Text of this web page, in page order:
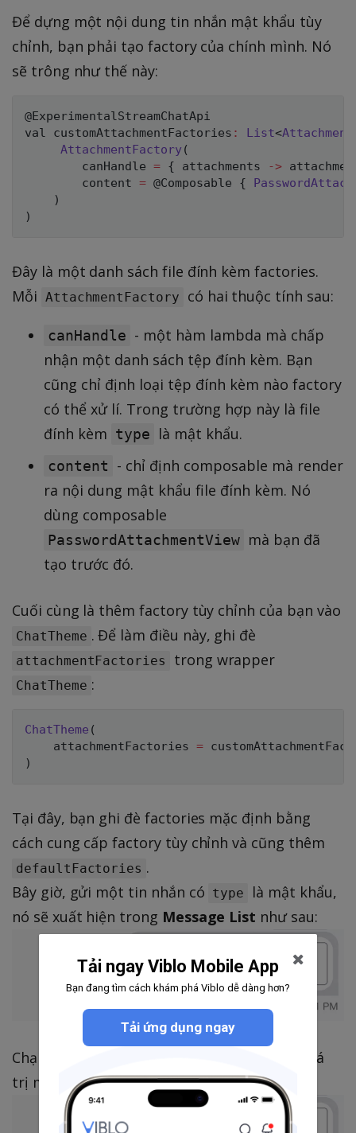
Để dựng một nội dung tin nhắn mật khẩu tùy
chỉnh, bạn phải tạo factory của chính mình. Nó
sẽ trông như thế này:
@ExperimentalStreamChatApi
val customAttachmentFactories : List<
AttachmentFactory (
        canHandle
= { attachments ->
        content
= @Composable {
)
)
Đây là một danh sách file đính kèm factories.
Mỗi AttachmentFactory có hai thuộc tính sau:
canHandle - một hàm lambda mà chấp
nhận một danh sách tệp đính kèm. Bạn
cũng chỉ định loại tệp đính kèm nào factory
có thể xử lí. Trong trường hợp này là file
đính kèm type là mật khẩu.
content
- chỉ định composable mà render
ra nội dung mật khẩu file đính kèm. Nó
dùng composable
PasswordAttachmentView mà bạn đã
tạo trước đó.
Cuối cùng là thêm factory tùy chỉnh của bạn vào
ChatTheme . Để làm điều này, ghi đè
attachmentFactories trong wrapper
ChatTheme :
ChatTheme (
    attachmentFactories
=
)
Tại đây, bạn ghi đè factories mặc định bằng
cách cung cấp factory tùy chỉnh và cũng thêm
defaultFactories .
Bây giờ, gửi một tin nhắn có type
là mật khẩu,
nó sẽ xuất hiện trong Message List như sau:
Chạm vào icon hiện mật khẩu, bạn sẽ thấy giá
trị mật khẩu:
Tải ngay Viblo Mobile App
Bạn đang tìm cách khám phá Viblo dễ dàng hơn?
Tải ứng dụng ngay